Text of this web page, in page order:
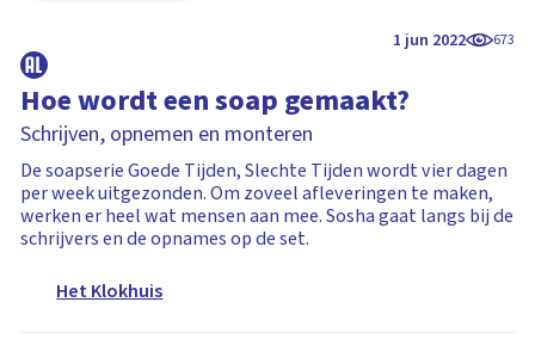
1 jun 2022 673
Hoe wordt een soap gemaakt?
Schrijven, opnemen en monteren
De soapserie Goede Tijden, Slechte Tijden wordt vier dagen
per week uitgezonden. Om zoveel afleveringen te maken,
werken er heel wat mensen aan mee. Sosha gaat langs bij de
schrijvers en de opnames op de set.
Het Klokhuis